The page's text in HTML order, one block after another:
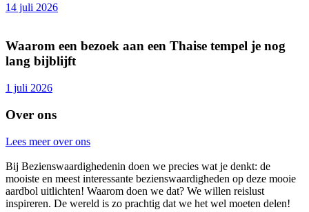
14 juli 2026
Waarom een bezoek aan een Thaise tempel je nog
lang bijblijft
1 juli 2026
Over ons
Lees meer over ons
Bij Bezienswaardighedenin doen we precies wat je denkt: de
mooiste en meest interessante bezienswaardigheden op deze mooie
aardbol uitlichten! Waarom doen we dat? We willen reislust
inspireren. De wereld is zo prachtig dat we het wel moeten delen!